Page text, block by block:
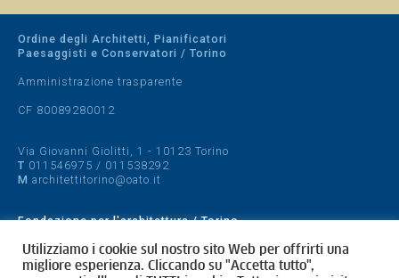
Ordine degli Architetti, Pianificatori
Paesaggisti e Conservatori / Torino
Amministrazione trasparente
CF 80089280012
Via Giovanni Giolitti, 1 - 10123 Torino
T 011546975 / 011538292
M architettitorino@oato.it
Fondazione per l'architettura / Torino
Designed by quattrolinee.it
Utilizziamo i cookie sul nostro sito Web per offrirti una
migliore esperienza. Cliccando su "Accetta tutto",